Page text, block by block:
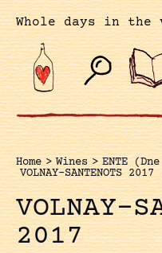
Whole days in the
Home > Wines > ENTE
VOLNAY-SANTENOTS 2017
VOLNAY-
2017